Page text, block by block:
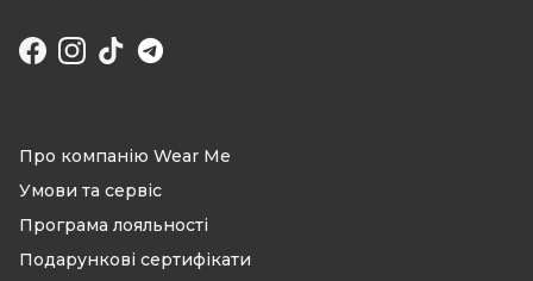
Facebook
Instagram
TikTok
Про компанію Wear Me
Умови та сервіс
Програма лояльності
Подарункові сертифікати